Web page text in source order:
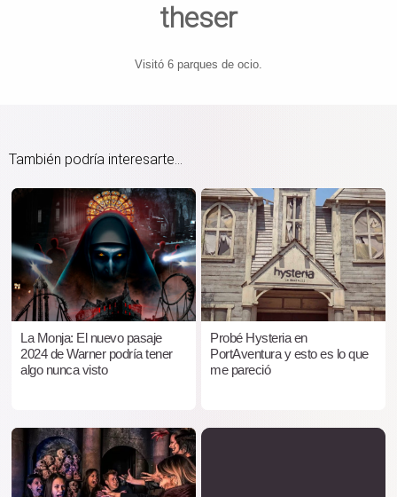
theser
Visitó 6 parques de ocio.
También podría interesarte...
La Monja: El nuevo pasaje
2024 de Warner podría tener
algo nunca visto
Probé Hysteria en
PortAventura y esto es lo que
me pareció